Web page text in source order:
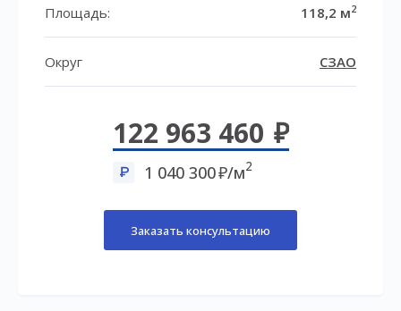
Площадь: 118,2 м2
Округ СЗАО
122 963 460
1 040 300 /м2
Заказать консультацию